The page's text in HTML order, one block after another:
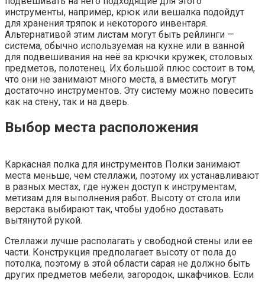
инструменты, например, крюк или вешалка подойдут
для хранения тряпок и некоторого инвентаря.
Альтернативой этим листам могут быть рейлинги —
система, обычно используемая на кухне или в ванной
для подвешивания на неё за крючки кружек, столовых
предметов, полотенец. Их большой плюс состоит в том,
что они не занимают много места, а вместить могут
достаточно инструментов. Эту систему можно повесить
как на стену, так и на дверь.
Выбор места расположения
Каркасная полка для инструментов Полки занимают
места меньше, чем стеллажи, поэтому их устанавливают
в разных местах, где нужен доступ к инструментам,
метизам для выполнения работ. Высоту от стола или
верстака выбирают так, чтобы удобно доставать
вытянутой рукой.
Стеллажи лучше располагать у свободной стены или ее
части. Конструкция предполагает высоту от пола до
потолка, поэтому в этой области сарая не должно быть
других предметов мебели, загородок, шкафчиков. Если